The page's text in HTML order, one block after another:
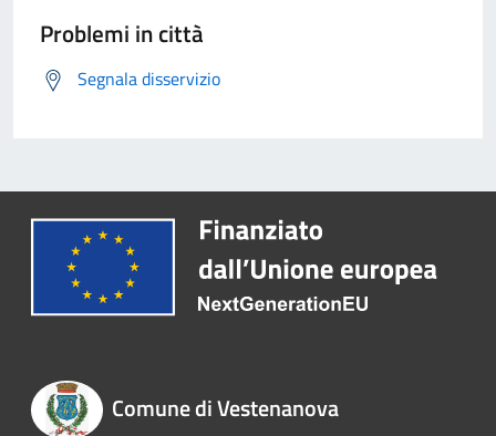
Problemi in città
Segnala disservizio
Comune di Vestenanova